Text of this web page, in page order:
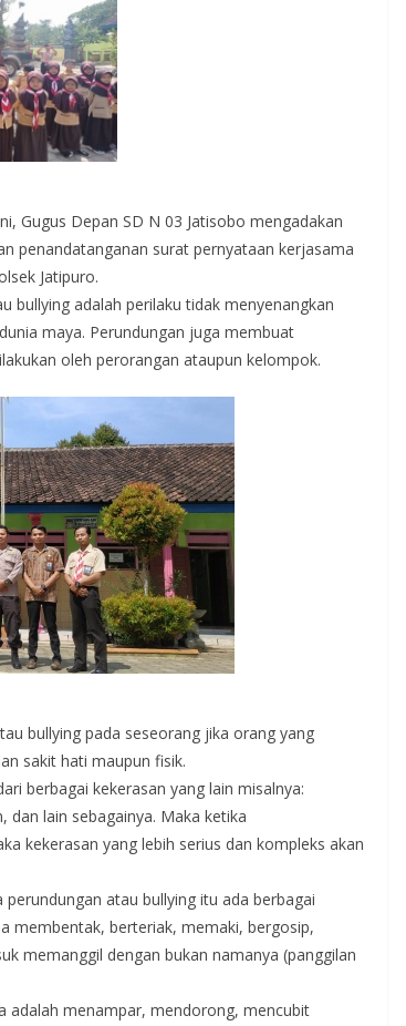
Gugus Depan SD N 03 Jatisobo mengadakan
penandatanganan surat pernyataan kerjasama
Jatipuro.
bullying adalah perilaku tidak menyenangkan
maya. Perundungan juga membuat
oleh perorangan ataupun kelompok.
bullying pada seseorang jika orang yang
sakit hati maupun fisik.
berbagai kekerasan yang lain misalnya:
lain sebagainya. Maka ketika
kekerasan yang lebih serius dan kompleks akan
atau bullying itu ada berbagai
membentak, berteriak, memaki, bergosip,
memanggil dengan bukan namanya (panggilan
adalah menampar, mendorong, mencubit